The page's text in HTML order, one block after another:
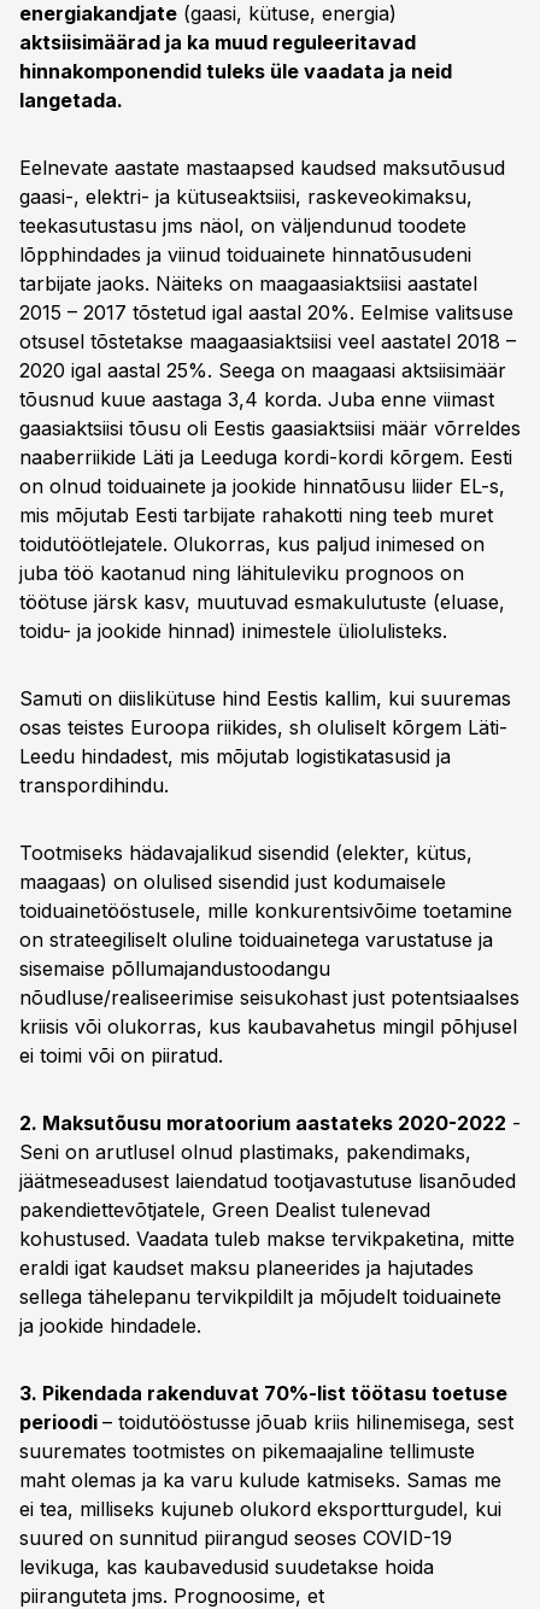
energiakandjate (gaasi, kütuse, energia)
aktsiisimäärad ja ka muud reguleeritavad
hinnakomponendid tuleks üle vaadata ja neid
langetada.
Eelnevate aastate mastaapsed kaudsed maksutõusud
gaasi-, elektri- ja kütuseaktsiisi, raskeveokimaksu,
teekasutustasu jms näol, on väljendunud toodete
lõpphindades ja viinud toiduainete hinnatõusudeni
tarbijate jaoks. Näiteks on maagaasiaktsiisi aastatel
2015 – 2017 tõstetud igal aastal 20%. Eelmise valitsuse
otsusel tõstetakse maagaasiaktsiisi veel aastatel 2018 –
2020 igal aastal 25%. Seega on maagaasi aktsiisimäär
tõusnud kuue aastaga 3,4 korda. Juba enne viimast
gaasiaktsiisi tõusu oli Eestis gaasiaktsiisi määr võrreldes
naaberriikide Läti ja Leeduga kordi-kordi kõrgem. Eesti
on olnud toiduainete ja jookide hinnatõusu liider EL-s,
mis mõjutab Eesti tarbijate rahakotti ning teeb muret
toidutöötlejatele. Olukorras, kus paljud inimesed on
juba töö kaotanud ning lähituleviku prognoos on
töötuse järsk kasv, muutuvad esmakulutuste (eluase,
toidu- ja jookide hinnad) inimestele üliolulisteks.
Samuti on diislikütuse hind Eestis kallim, kui suuremas
osas teistes Euroopa riikides, sh oluliselt kõrgem Läti-
Leedu hindadest, mis mõjutab logistikatasusid ja
transpordihindu.
Tootmiseks hädavajalikud sisendid (elekter, kütus,
maagaas) on olulised sisendid just kodumaisele
toiduainetööstusele, mille konkurentsivõime toetamine
on strateegiliselt oluline toiduainetega varustatuse ja
sisemaise põllumajandustoodangu
nõudluse/realiseerimise seisukohast just potentsiaalses
kriisis või olukorras, kus kaubavahetus mingil põhjusel
ei toimi või on piiratud.
2. Maksutõusu moratoorium aastateks 2020-2022 -
Seni on arutlusel olnud plastimaks, pakendimaks,
jäätmeseadusest laiendatud tootjavastutuse lisanõuded
pakendiettevõtjatele, Green Dealist tulenevad
kohustused. Vaadata tuleb makse tervikpaketina, mitte
eraldi igat kaudset maksu planeerides ja hajutades
sellega tähelepanu tervikpildilt ja mõjudelt toiduainete
ja jookide hindadele.
3. Pikendada rakenduvat 70%-list töötasu toetuse
perioodi – toidutööstusse jõuab kriis hilinemisega, sest
suuremates tootmistes on pikemaajaline tellimuste
maht olemas ja ka varu kulude katmiseks. Samas me
ei tea, milliseks kujuneb olukord eksportturgudel, kui
suured on sunnitud piirangud seoses COVID-19
levikuga, kas kaubavedusid suudetakse hoida
piiranguteta jms. Prognoosime, et